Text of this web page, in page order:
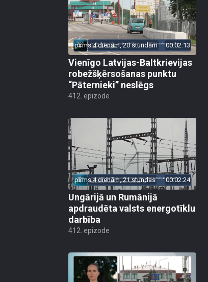
pirms 4 dienām, 20 stundām 00:02:13
Vienīgo Latvijas-Baltkrievijas
robežšķērsošanas punktu
“Pāternieki” neslēgs
412. epizode
pirms 4 dienām, 21 stundas 00:02:24
Ungārijā un Rumānijā
apdraudēta valsts energotīklu
darbība
412. epizode